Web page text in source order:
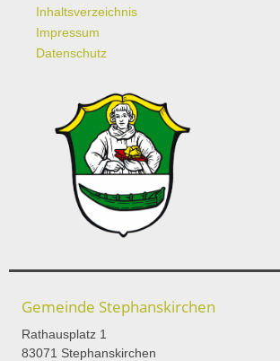
Inhaltsverzeichnis
Impressum
Datenschutz
Gemeinde Stephanskirchen
Rathausplatz 1
83071 Stephanskirchen